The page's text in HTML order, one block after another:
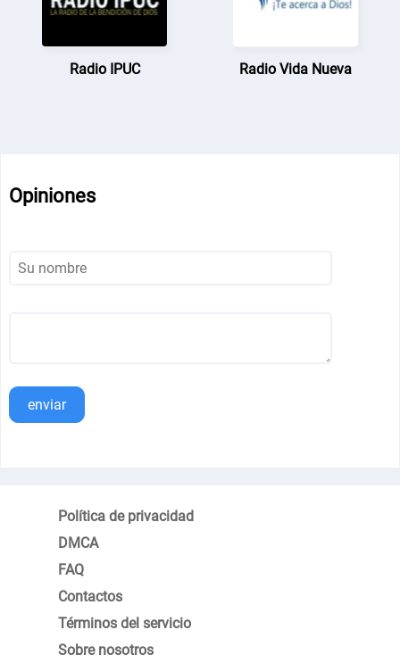
Radio IPUC Radio Vida Nueva
Opiniones
enviar
Política de privacidad
DMCA
FAQ
Contactos
Términos del servicio
Sobre nosotros